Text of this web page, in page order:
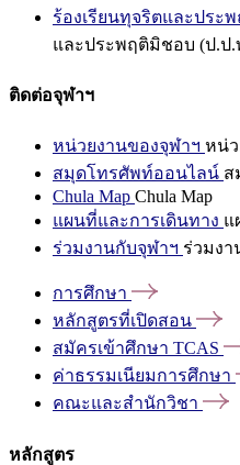
ร้องเรียนทุจริตและประ
และประพฤติมิชอบ (ป.ป.
ติดต่อจุฬาฯ
หน่วยงานของจุฬาฯ หน่ว
สมุดโทรศัพท์ออนไลน์ ส
Chula Map Chula Map
แผนที่และการเดินทาง แ
ร่วมงานกับจุฬาฯ ร่วมงา
การศึกษา
หลักสูตรที่เปิดสอน
สมัครเข้าศึกษา TCAS
ค่าธรรมเนียมการศึกษา
คณะและสำนักวิชา
หลักสูตร